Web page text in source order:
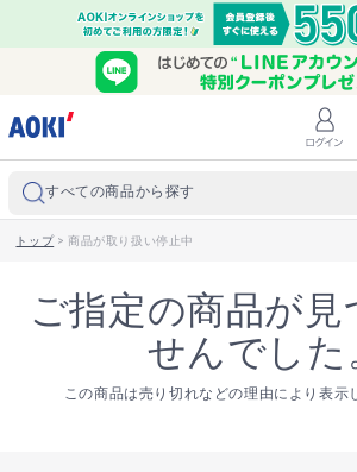
すべての商品から探す
トップ> 商品が取り扱い停止中
ご指定の商品が見
せんでした
この商品は売り切れなどの理由により表示